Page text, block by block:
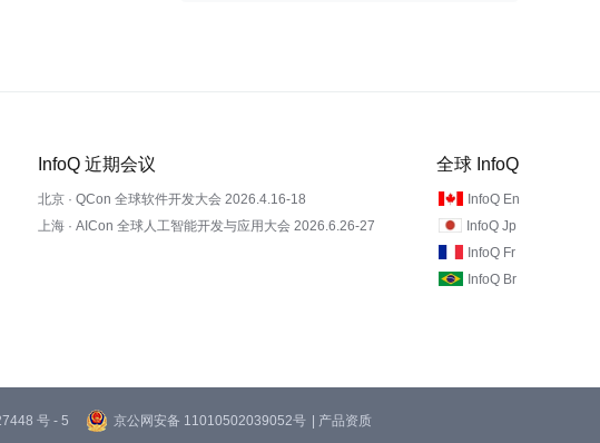
InfoQ 近期会议
北京 · QCon 全球软件开发大会 2026.4.16-18
上海 · AICon 全球人工智能开发与应用大会 2026.6.26-27
全球 InfoQ
InfoQ En
InfoQ Jp
InfoQ Fr
InfoQ Br
号 - 5 京公网安备 11010502039052号 | 产品资质